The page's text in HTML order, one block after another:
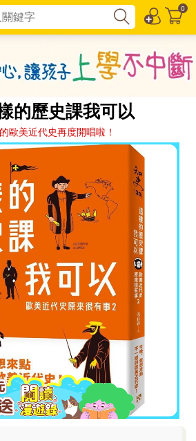
0
的歷史課我可以
歐美近代史再度開唱啦！